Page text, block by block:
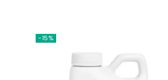
-15%